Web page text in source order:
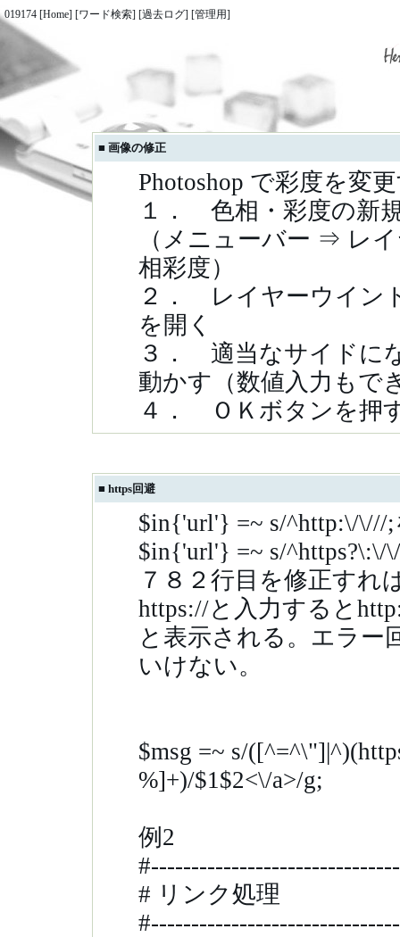
019174 [Home] [ワード検索] [過去ログ] [管理用]
■ 画像の修正
Photoshop で彩度を変
１． 色相・彩度の新
（メニューバー ⇒ レ
相彩度）
２． レイヤーウイン
を開く
３． 適当なサイドに
動かす（数値入力もで
４． ＯＫボタンを押
■ https回避
$in{'url'} =~ s/^http:\/\///;
$in{'url'} =~ s/^https?\:\/
７８２行目を修正すれ
https://と入力すると
と表示される。エラー
いけない。
$msg =~ s/
%]+)/$1$2<\/a>/g;
例2
# リンク処理